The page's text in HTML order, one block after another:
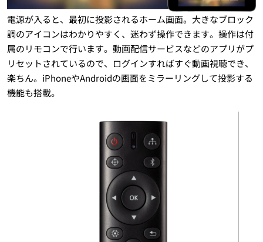
電源が入ると、最初に投影されるホーム画面。大きなブロック
調のアイコンはわかりやすく、迷わず操作できます。操作は付
属のリモコンで行います。動画配信サービスなどのアプリがプ
リセットされているので、ログインすればすぐ動画視聴でき、
楽ちん。iPhoneやAndroidの画面をミラーリングして投影する
機能も搭載。